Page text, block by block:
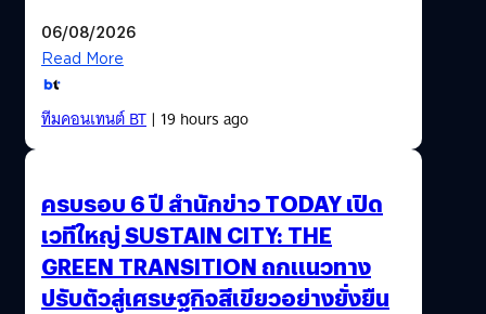
06/08/2026
Read More
ทีมคอนเทนต์ BT| 19 hours ago
ครบรอบ 6 ปี สำนักข่าว TODAY เปิด
เวทีใหญ่ SUSTAIN CITY: THE
GREEN TRANSITION ถกแนวทาง
ปรับตัวสู่เศรษฐกิจสีเขียวอย่างยั่งยืน